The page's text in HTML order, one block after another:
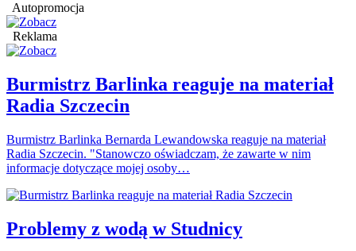
Autopromocja
Reklama
Burmistrz Barlinka reaguje na materiał
Radia Szczecin
Burmistrz Barlinka Bernarda Lewandowska reaguje na materiał
Radia Szczecin. "Stanowczo oświadczam, że zawarte w nim
informacje dotyczące mojej osoby…
Problemy z wodą w Studnicy